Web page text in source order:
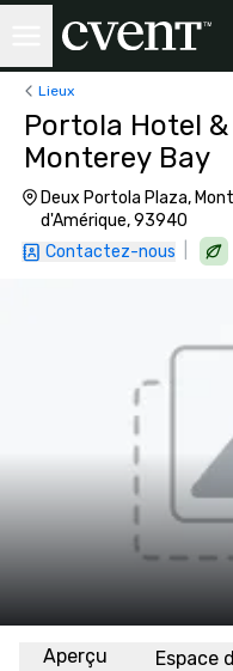
Lieux
Portola Hotel
Monterey Bay
Deux Portola Plaza,
d'Amérique, 93940
Contactez-nous
Aperçu Espace